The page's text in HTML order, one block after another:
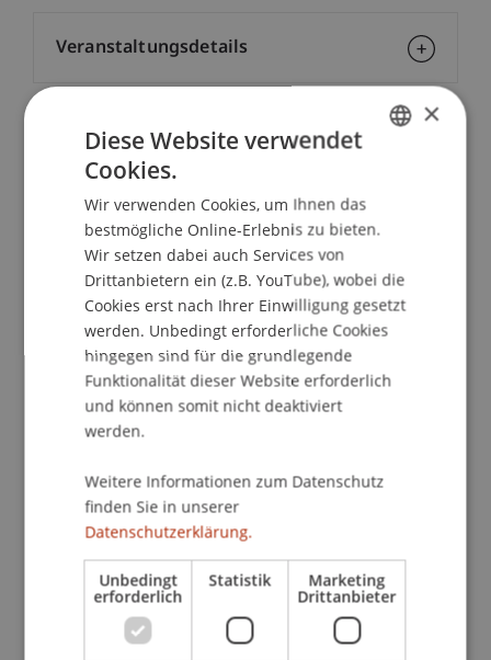
School/Professur:
Studienverwaltung Bachelorstudiengang
Architektur
Architektur Zwischenpräsentation der Bachelor-
und Masterstudios des Instituts für Architektur
und Raumentwicklung der Universität
Liechtenstein.
An Zwischenpräsentation wird der Stand der
Arbeiten präsentiert. Externe Gastkritiker
begleiten die Entwurfsstudios und erteilen den
Studierenden zusammen mit den
Hochschullehrenden individuelle Bewertungen.
Veranstaltungsdetails
Kontakt
×
Diese Website verwendet
Cookies.
Wir verwenden Cookies, um Ihnen das
bestmögliche Online-Erlebnis zu bieten.
Wir setzen dabei auch Services von
Drittanbietern ein (z.B. YouTube), wobei die
Cookies erst nach Ihrer Einwilligung gesetzt
werden. Unbedingt erforderliche Cookies
hingegen sind für die grundlegende
Funktionalität dieser Website erforderlich
und können somit nicht deaktiviert
werden.
Weitere Informationen zum Datenschutz
finden Sie in unserer
Datenschutzerklärung.
Unbedingt
erforderlich
Statistik Marketing
Drittanbieter